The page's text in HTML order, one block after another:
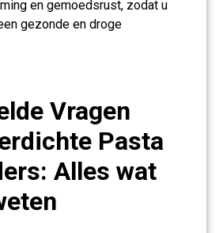
en gemoedsrust, zodat u
gezonde en droge
Vragen
Pasta
Alles wat